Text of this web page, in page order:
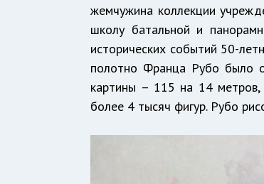
жемчужина коллекции
школу батальной и
исторических событий 50-
полотно Франца Рубо было
картины – 115 на 14
более 4 тысяч фигур. Рубо